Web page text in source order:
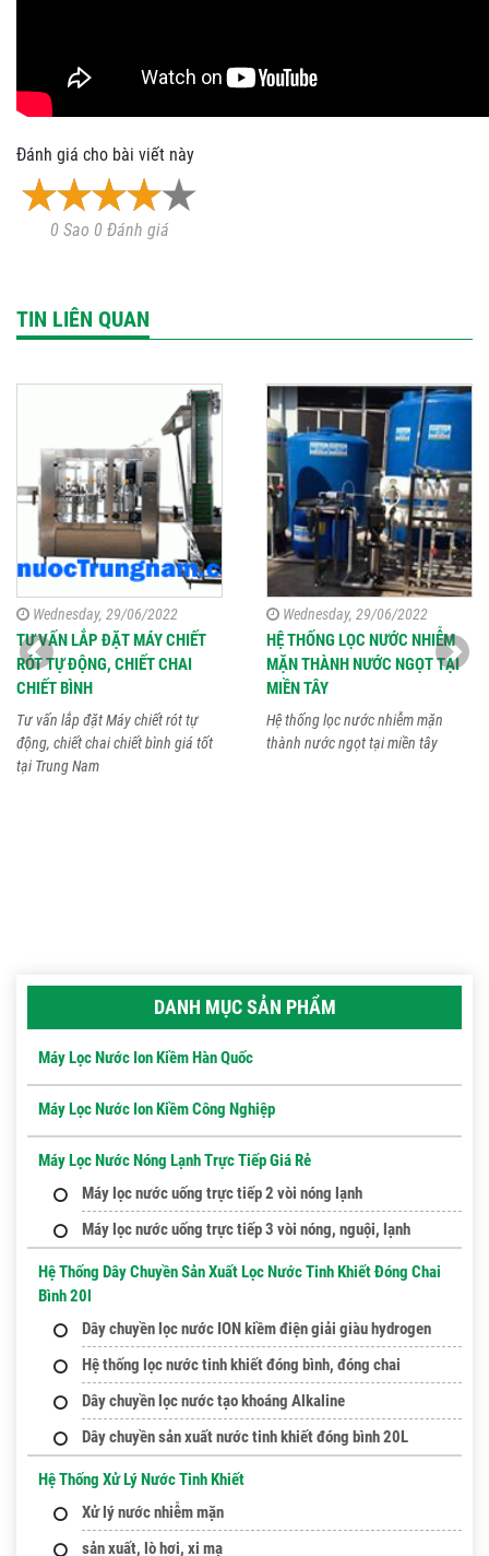
Đánh giá cho bài viết này
0 Sao 0 Đánh giá
TIN LIÊN QUAN
Wednesday, 29/06/2022
TƯ VẤN LẮP ĐẶT MÁY CHIẾT
RÓT TỰ ĐỘNG, CHIẾT CHAI
CHIẾT BÌNH
Tư vấn lắp đặt Máy chiết rót tự
động, chiết chai chiết bình giá tốt
tại Trung Nam
Wednesday, 29/06/2022
HỆ THỐNG LỌC NƯỚC NHIỄM
MẶN THÀNH NƯỚC NGỌT TẠI
MIỀN TÂY
Hệ thống lọc nước nhiễm mặn
thành nước ngọt tại miền tây
DANH MỤC SẢN PHẨM
Máy Lọc Nước Ion Kiềm Hàn Quốc
Máy Lọc Nước Ion Kiềm Công Nghiệp
Máy Lọc Nước Nóng Lạnh Trực Tiếp Giá Rẻ
Máy lọc nước uống trực tiếp 2 vòi nóng lạnh
Máy lọc nước uống trực tiếp 3 vòi nóng, nguội, lạnh
Hệ Thống Dây Chuyền Sản Xuất Lọc Nước Tinh Khiết Đóng Chai
Bình 20l
Dây chuyền lọc nước ION kiềm điện giải giàu hydrogen
Hệ thống lọc nước tinh khiết đóng bình, đóng chai
Dây chuyền lọc nước tạo khoáng Alkaline
Dây chuyền sản xuất nước tinh khiết đóng bình 20L
Hệ Thống Xử Lý Nước Tinh Khiết
Xử lý nước nhiễm mặn
sản xuất, lò hơi, xi mạ